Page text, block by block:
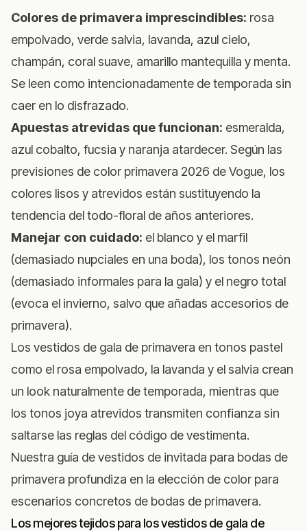
Colores de primavera imprescindibles: rosa
empolvado, verde salvia, lavanda, azul cielo,
champán, coral suave, amarillo mantequilla y menta.
Se leen como intencionadamente de temporada sin
caer en lo disfrazado.
Apuestas atrevidas que funcionan: esmeralda,
azul cobalto, fucsia y naranja atardecer. Según las
previsiones de color primavera 2026 de Vogue, los
colores lisos y atrevidos están sustituyendo la
tendencia del todo-floral de años anteriores.
Manejar con cuidado: el blanco y el marfil
(demasiado nupciales en una boda), los tonos neón
(demasiado informales para la gala) y el negro total
(evoca el invierno, salvo que añadas accesorios de
primavera).
Los vestidos de gala de primavera en tonos pastel
como el rosa empolvado, la lavanda y el salvia crean
un look naturalmente de temporada, mientras que
los tonos joya atrevidos transmiten confianza sin
saltarse las reglas del código de vestimenta.
Nuestra guía de vestidos de invitada para bodas de
primavera profundiza en la elección de color para
escenarios concretos de bodas de primavera.
Los mejores tejidos para los vestidos de gala de